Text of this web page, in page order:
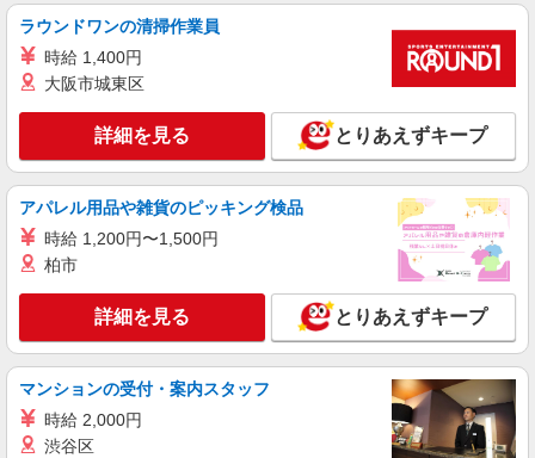
時給1,538円
大阪府枚方市北中振4-10-5
キープ 詳細を見る
パート
すき家 307号枚方津田西店
すき家の店舗スタッフ（接客・調理・清掃な
ど）
時給1,538円
詳細を見る
アルバイト パート
ジョリーパスタ 枚方招提店
ラウンドワンの清掃作業員
時給 1,400円
大阪市城東区
詳細を見る とりあえずキープ
アパレル用品や雑貨のピッキング検品
時給 1,200円〜1,500円
柏市
詳細を見る とりあえずキープ
マンションの受付・案内スタッフ
時給 2,000円
渋谷区